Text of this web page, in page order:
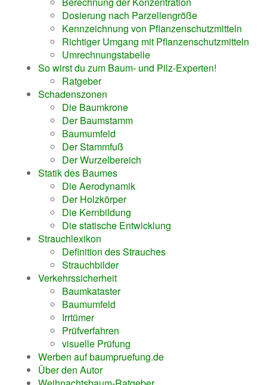
Dosierung nach Parzellengröße
Kennzeichnung von Pflanzenschutzmitteln
Richtiger Umgang mit Pflanzenschutzmitteln
Umrechnungstabelle
So wirst du zum Baum- und Pilz-Experten!
Ratgeber
Schadenszonen
Die Baumkrone
Der Baumstamm
Baumumfeld
Der Stammfuß
Der Wurzelbereich
Statik des Baumes
Die Aerodynamik
Der Holzkörper
Die Kernbildung
Die statische Entwicklung
Strauchlexikon
Definition des Strauches
Strauchbilder
Verkehrssicherheit
Baumkataster
Baumumfeld
Irrtümer
Prüfverfahren
visuelle Prüfung
Werben auf baumpruefung.de
Über den Autor